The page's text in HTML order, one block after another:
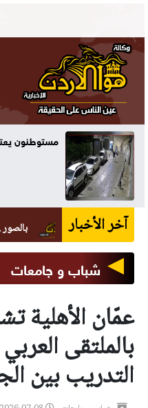
مستوطنون
آخر الأخبار بالصور .. عمان
شباب و جامعات
عمّان الأهلية
التدريب بين